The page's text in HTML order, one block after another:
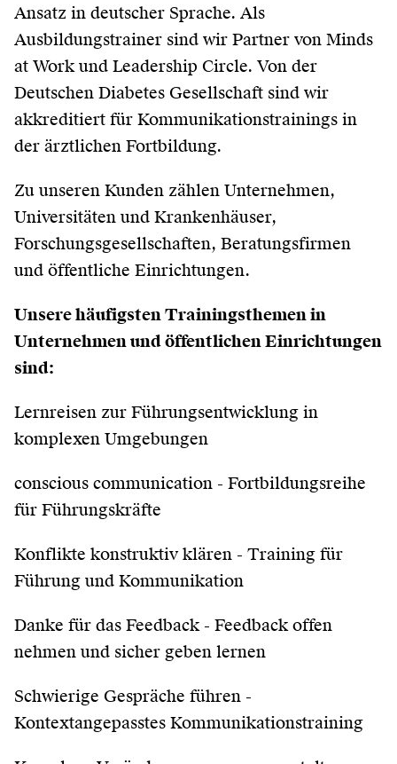
Ansatz in deutscher Sprache. Als
Ausbildungstrainer sind wir Partner von Minds
at Work und Leadership Circle. Von der
Deutschen Diabetes Gesellschaft sind wir
akkreditiert für Kommunikationstrainings in
der ärztlichen Fortbildung.
Zu unseren Kunden zählen Unternehmen,
Universitäten und Krankenhäuser,
Forschungsgesellschaften, Beratungsfirmen
und öffentliche Einrichtungen.
Unsere häufigsten Trainingsthemen in
Unternehmen und öffentlichen Einrichtungen
sind:
Lernreisen zur Führungsentwicklung in
komplexen Umgebungen
conscious communication - Fortbildungsreihe
für Führungskräfte
Konflikte konstruktiv klären - Training für
Führung und Kommunikation
Danke für das Feedback - Feedback offen
nehmen und sicher geben lernen
Schwierige Gespräche führen -
Kontextangepasstes Kommunikationstraining